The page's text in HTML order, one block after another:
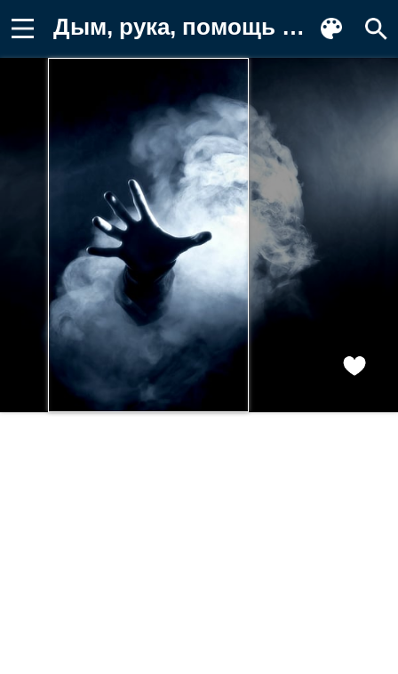
Дым, рука, помощь Заставка на телефон